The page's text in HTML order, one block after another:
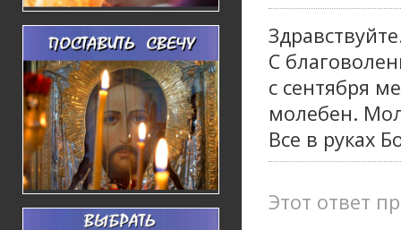
С
с сентября
молебен.
Все в руках
Этот ответ